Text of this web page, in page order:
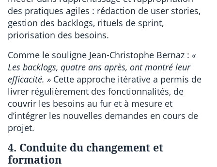
des pratiques agiles : rédaction de user stories,
gestion des backlogs, rituels de sprint,
priorisation des besoins.
Comme le souligne Jean-Christophe Bernaz : «
Les backlogs, quatre ans après, ont montré leur
efficacité. » Cette approche itérative a permis de
livrer régulièrement des fonctionnalités, de
couvrir les besoins au fur et à mesure et
d’intégrer les nouvelles demandes en cours de
projet.
4. Conduite du changement et
formation